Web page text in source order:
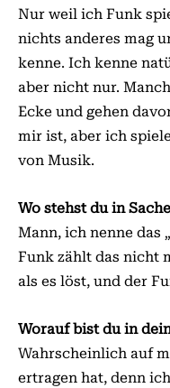
Nur weil ich Funk
nichts anderes mag
kenne. Ich kenne
aber nicht nur.
Ecke und gehen
mir ist, aber ich
von Musik.
Wo stehst du in
Mann, ich nenne das
Funk zählt das nicht
als es löst, und der
Worauf bist du in
Wahrscheinlich auf
ertragen hat, denn